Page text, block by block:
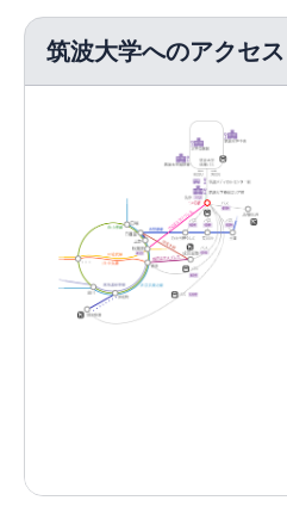
筑波大学へのアクセス